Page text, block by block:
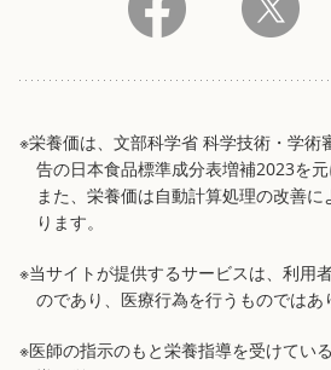
※栄養価は、文部科学省 科学技術・学術
告の日本食品標準成分表増補2023を元
また、栄養価は自動計算処理の改善
ります。
※当サイトが提供するサービスは、利用
のであり、医療行為を行うものではあ
※医師の指示のもと栄養指導を受けてい